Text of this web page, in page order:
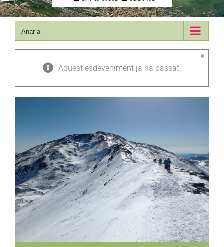
Anar a
Aquest esdeveniment ja ha passat.
×